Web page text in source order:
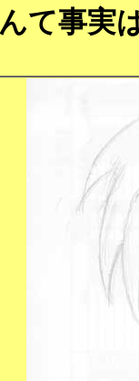
て事実